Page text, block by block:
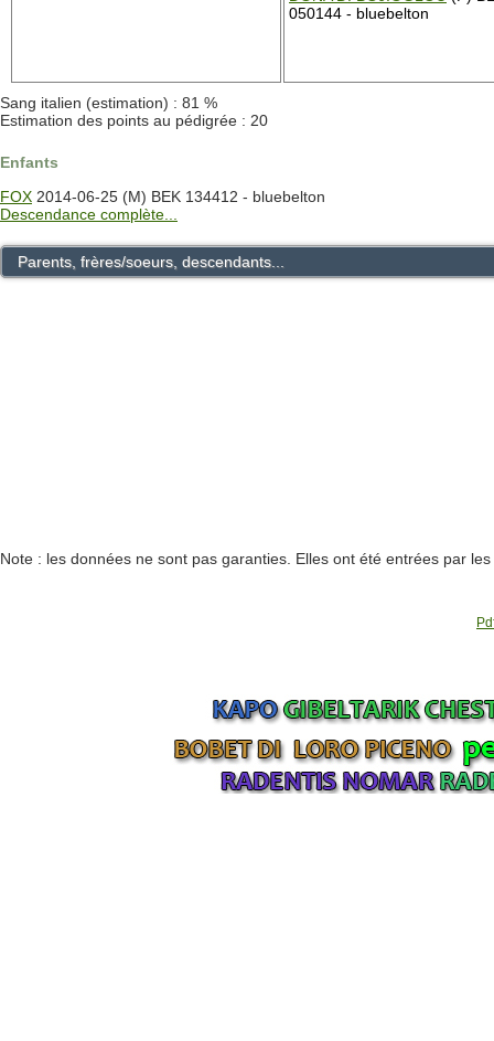
050144 - bluebelton
Sang italien (estimation) : 81 %
Estimation des points au pédigrée : 20
Enfants
FOX 2014-06-25 (M) BEK 134412 - bluebelton
Descendance complète...
Parents, frères/soeurs, descendants...
Note : les données ne sont pas garanties. Elles ont été entrées par